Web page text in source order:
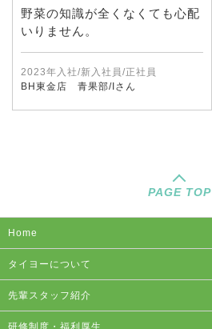
野菜の知識が全くなくても心配
いりません。
2023年入社/新入社員/正社員
BH東金店 青果部/Iさん
PAGE TOP
Home
タイヨーについて
先輩スタッフ紹介